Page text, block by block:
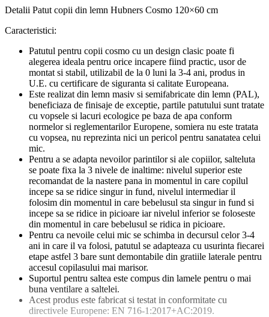
Detalii Patut copii din lemn Hubners Cosmo 120×60 cm
Caracteristici:
Patutul pentru copii cosmo cu un design clasic poate fi
alegerea ideala pentru orice incapere fiind practic, usor de
montat si stabil, utilizabil de la 0 luni la 3-4 ani, produs in
U.E. cu certificare de siguranta si calitate Europeana.
Este realizat din lemn masiv si semifabricate din lemn (PAL),
beneficiaza de finisaje de exceptie, partile patutului sunt tratate
cu vopsele si lacuri ecologice pe baza de apa conform
normelor si reglementarilor Europene, somiera nu este tratata
cu vopsea, nu reprezinta nici un pericol pentru sanatatea celui
mic.
Pentru a se adapta nevoilor parintilor si ale copiilor, salteluta
se poate fixa la 3 nivele de inaltime: nivelul superior este
recomandat de la nastere pana in momentul in care copilul
incepe sa se ridice singur in fund, nivelul intermediar il
folosim din momentul in care bebelusul sta singur in fund si
incepe sa se ridice in picioare iar nivelul inferior se foloseste
din momentul in care bebelusul se ridica in picioare.
Pentru ca nevoile celui mic se schimba in decursul celor 3-4
ani in care il va folosi, patutul se adapteaza cu usurinta fiecarei
etape astfel 3 bare sunt demontabile din gratiile laterale pentru
accesul copilasului mai marisor.
Suportul pentru saltea este compus din lamele pentru o mai
buna ventilare a saltelei.
Acest produs este fabricat si testat in conformitate cu
directivele Europene: EN 716-1:2017+AC:2019.